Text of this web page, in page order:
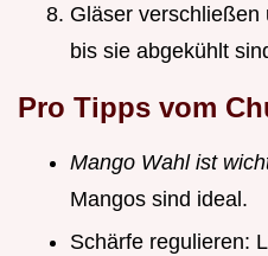
Gläser verschließen
bis sie abgekühlt
Pro Tipps vom
Mango Wahl ist
Mangos sind ideal.
Schärfe regulieren: